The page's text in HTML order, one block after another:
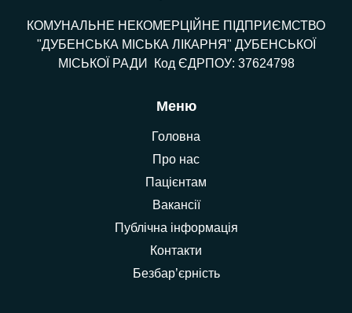
КОМУНАЛЬНЕ НЕКОМЕРЦІЙНЕ ПІДПРИЄМСТВО
"ДУБЕНСЬКА МІСЬКА ЛІКАРНЯ" ДУБЕНСЬКОЇ
МІСЬКОЇ РАДИ Код ЄДРПОУ: 37624798
Меню
Головна
Про нас
Пацієнтам
Вакансії
Публічна інформація
Контакти
Безбар’єрність